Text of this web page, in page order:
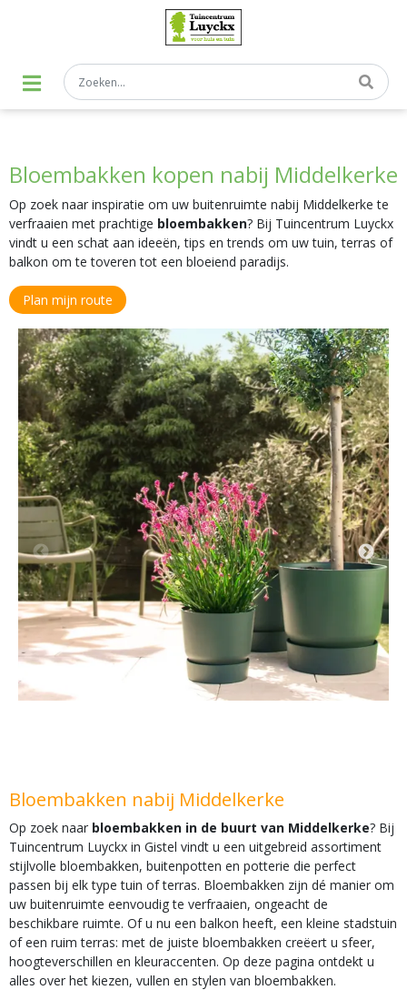
Bloembakken kopen nabij Middelkerke
Op zoek naar inspiratie om uw buitenruimte nabij Middelkerke te
verfraaien met prachtige bloembakken? Bij Tuincentrum Luyckx
vindt u een schat aan ideeën, tips en trends om uw tuin, terras of
balkon om te toveren tot een bloeiend paradijs.
Plan mijn route
Bloembakken nabij Middelkerke
Op zoek naar bloembakken in de buurt van Middelkerke? Bij
Tuincentrum Luyckx in Gistel vindt u een uitgebreid assortiment
stijlvolle bloembakken, buitenpotten en potterie die perfect
passen bij elk type tuin of terras. Bloembakken zijn dé manier om
uw buitenruimte eenvoudig te verfraaien, ongeacht de
beschikbare ruimte. Of u nu een balkon heeft, een kleine stadstuin
of een ruim terras: met de juiste bloembakken creëert u sfeer,
hoogteverschillen en kleuraccenten. Op deze pagina ontdekt u
alles over het kiezen, vullen en stylen van bloembakken.